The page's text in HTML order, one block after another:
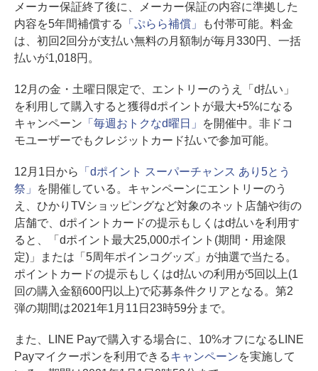
メーカー保証終了後に、メーカー保証の内容に準拠した
内容を5年間補償する
「ぷらら補償」
も付帯可能。料金
は、初回2回分が支払い無料の月額制が毎月330円、一括
払いが1,018円。
12月の金・土曜日限定で、エントリーのうえ「d払い」
を利用して購入すると獲得dポイントが最大+5%になる
キャンペーン 「毎週おトクなd曜日」
を開催中。非ドコ
モユーザーでもクレジットカード払いで参加可能。
12月1日から
「dポイント スーパーチャンス あり5とう
祭」
を開催している。キャンペーンにエントリーのう
え、ひかりTVショッピングなど対象のネット店舗や街の
店舗で、dポイントカードの提示もしくはd払いを利用す
ると、「dポイント最大25,000ポイント(期間・用途限
定)」または「5周年ポインコグッズ」が抽選で当たる。
ポイントカードの提示もしくはd払いの利用が5回以上(1
回の購入金額600円以上)で応募条件クリアとなる。第2
弾の期間は2021年1月11日23時59分まで。
また、LINE Payで購入する場合に、10%オフになるLINE
Payマイクーポンを利用できるキャンペーンを実施して